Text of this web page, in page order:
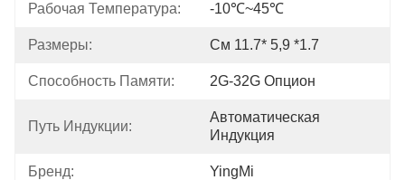
Рабочая Температура: -10℃~45℃
Размеры: См 11.7* 5,9 *1.7
Способность Памяти: 2G-32G Опцион
Путь Индукции:
Автоматическая
Индукция
Бренд: YingMi